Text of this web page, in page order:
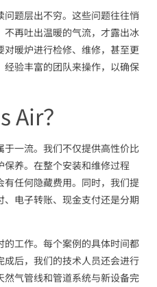
题层出不穷。这些问题往往悄
再吐出温暖的气流，才露出冰
暖炉进行检修、维修，甚至更
验丰富的团队来操作，以确保
Air？
一流。我们不仅提供高性价比
养。在整个安装和维修过程
任何隐藏费用。同时，我们提
电子转账、现金支付还是分期
工作。每个案例的具体时间都
后，我们的技术人员还会进行
气管线和管道系统与新设备完